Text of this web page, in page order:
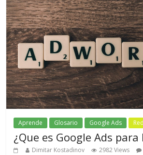
Aprende Glosario Google Ads
¿Que es Google Ads para
Dimitar Kostadinov 2982 Views